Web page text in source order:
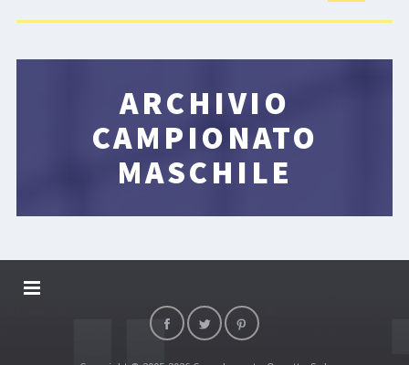
ARCHIVIO
CAMPIONATO
MASCHILE
DALLARIVOLLEY SOSTIENE